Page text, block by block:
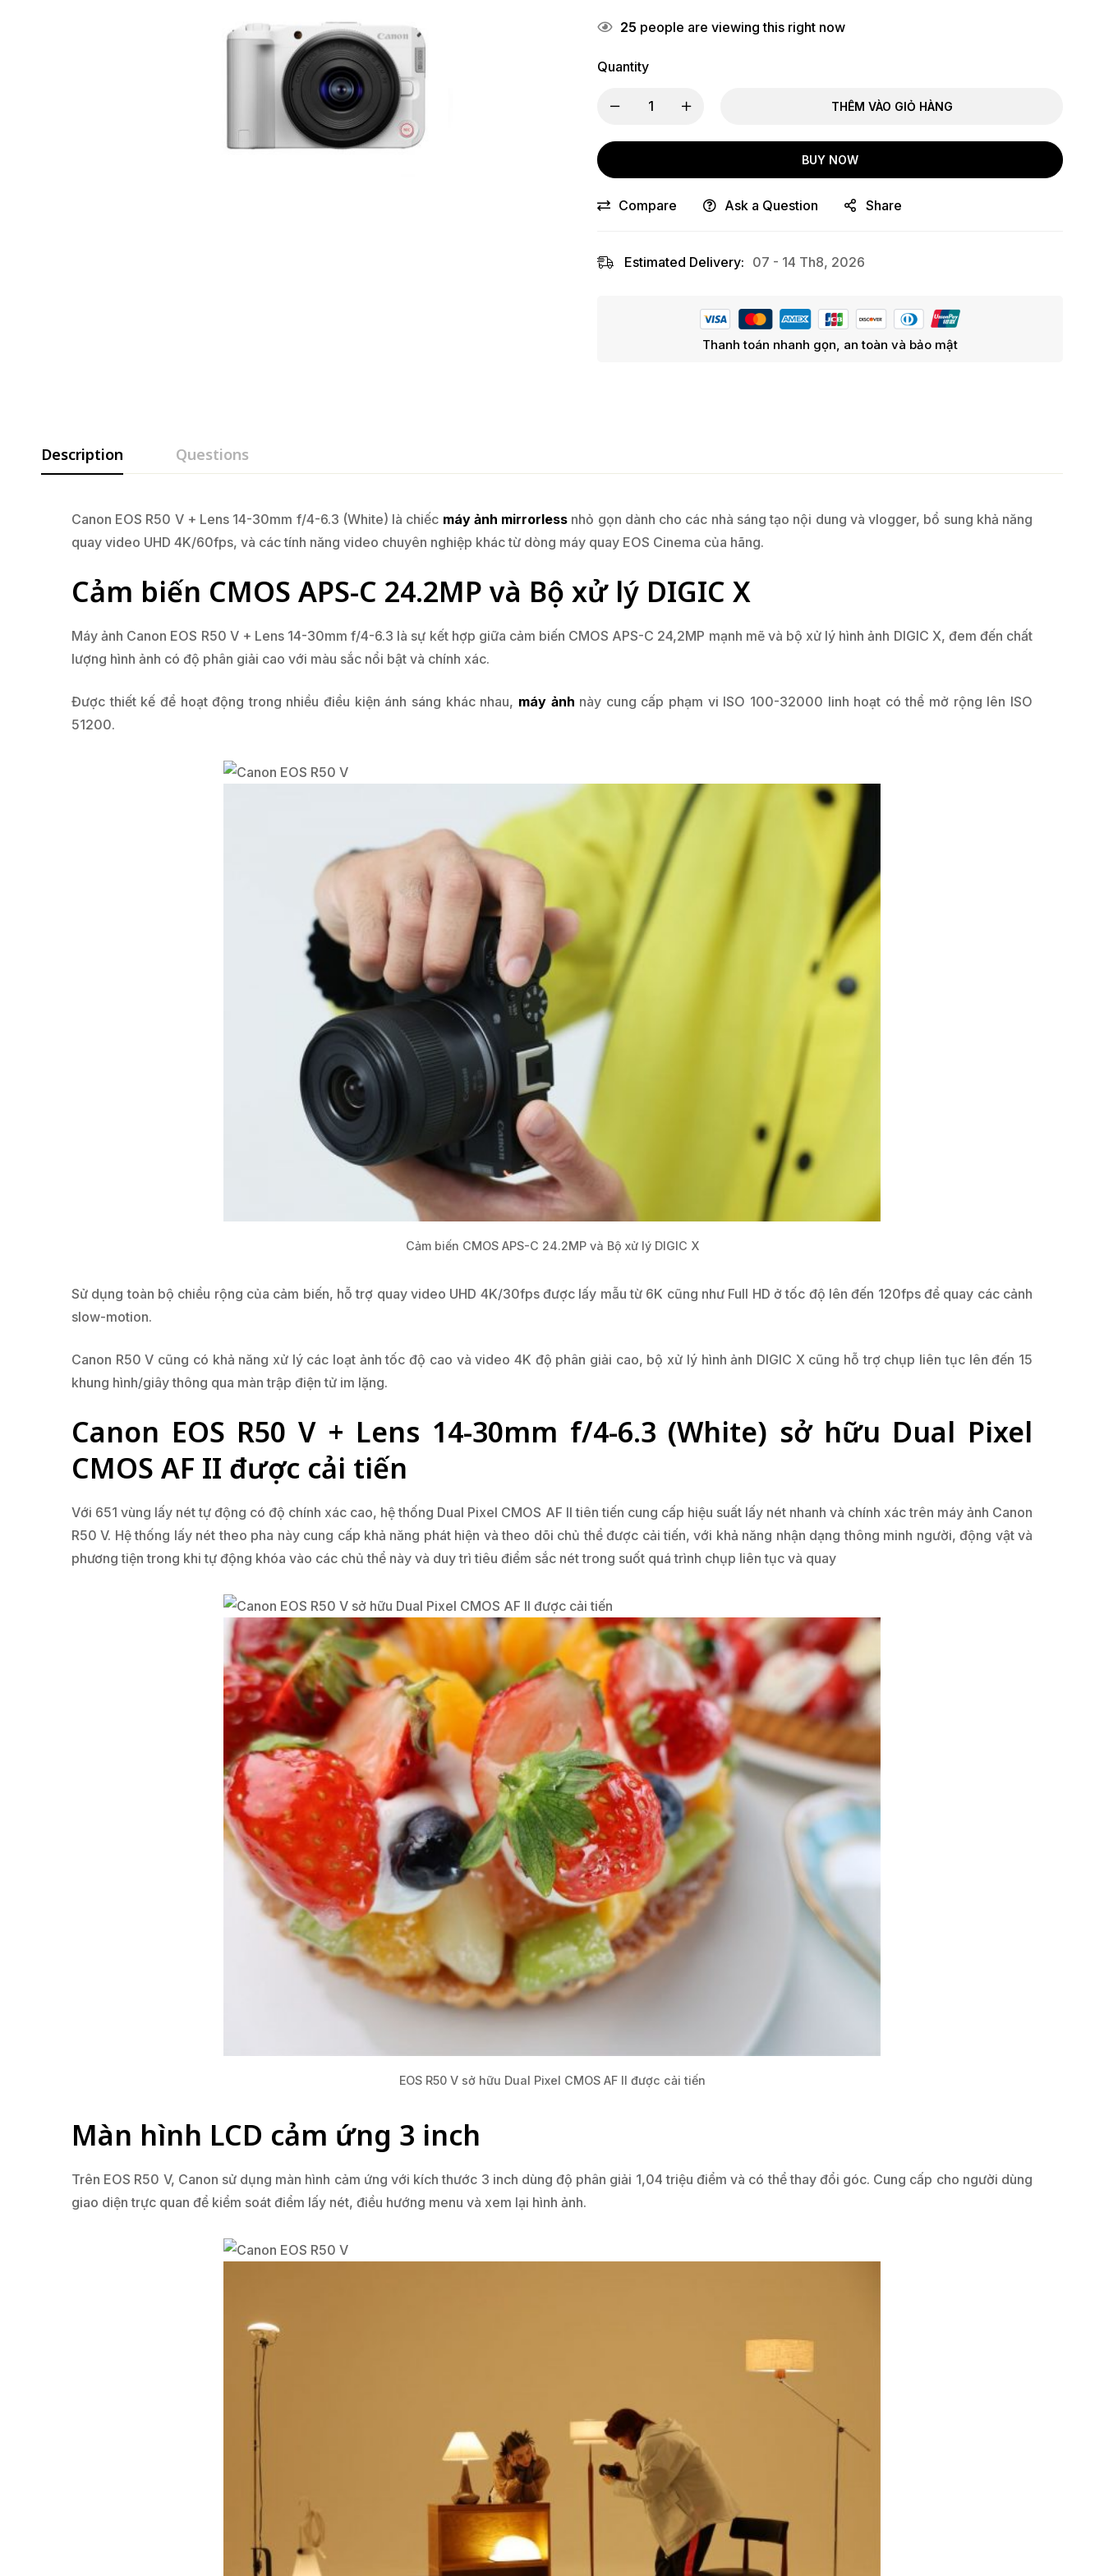
25 people are viewing this right now
Quantity
THÊM VÀO GIỎ HÀNG
BUY NOW
Compare Ask a Question Share
Estimated Delivery: 07 - 14 Th8, 2026
Thanh toán nhanh gọn, an toàn và bảo mật
Description Questions
Canon EOS R50 V + Lens 14-30mm f/4-6.3 (White) là chiếc máy ảnh mirrorless nhỏ gọn dành cho các nhà sáng tạo nội dung và vlogger, bổ sung khả năng
quay video UHD 4K/60fps, và các tính năng video chuyên nghiệp khác từ dòng máy quay EOS Cinema của hãng.
Cảm biến CMOS APS-C 24.2MP và Bộ xử lý DIGIC X
Máy ảnh Canon EOS R50 V + Lens 14-30mm f/4-6.3 là sự kết hợp giữa cảm biến CMOS APS-C 24,2MP mạnh mẽ và bộ xử lý hình ảnh DIGIC X, đem đến chất
lượng hình ảnh có độ phân giải cao với màu sắc nổi bật và chính xác.
Được thiết kế để hoạt động trong nhiều điều kiện ánh sáng khác nhau, máy ảnh này cung cấp phạm vi ISO 100-32000 linh hoạt có thể mở rộng lên ISO
51200.
Cảm biến CMOS APS-C 24.2MP và Bộ xử lý DIGIC X
Sử dụng toàn bộ chiều rộng của cảm biến, hỗ trợ quay video UHD 4K/30fps được lấy mẫu từ 6K cũng như Full HD ở tốc độ lên đến 120fps để quay các cảnh
slow-motion.
Canon R50 V cũng có khả năng xử lý các loạt ảnh tốc độ cao và video 4K độ phân giải cao, bộ xử lý hình ảnh DIGIC X cũng hỗ trợ chụp liên tục lên đến 15
khung hình/giây thông qua màn trập điện tử im lặng.
Canon EOS R50 V + Lens 14-30mm f/4-6.3 (White) sở hữu Dual Pixel
CMOS AF II được cải tiến
Với 651 vùng lấy nét tự động có độ chính xác cao, hệ thống Dual Pixel CMOS AF II tiên tiến cung cấp hiệu suất lấy nét nhanh và chính xác trên máy ảnh Canon
R50 V. Hệ thống lấy nét theo pha này cung cấp khả năng phát hiện và theo dõi chủ thể được cải tiến, với khả năng nhận dạng thông minh người, động vật và
phương tiện trong khi tự động khóa vào các chủ thể này và duy trì tiêu điểm sắc nét trong suốt quá trình chụp liên tục và quay
EOS R50 V sở hữu Dual Pixel CMOS AF II được cải tiến
Màn hình LCD cảm ứng 3 inch
Trên EOS R50 V, Canon sử dụng màn hình cảm ứng với kích thước 3 inch dùng độ phân giải 1,04 triệu điểm và có thể thay đổi góc. Cung cấp cho người dùng
giao diện trực quan để kiểm soát điểm lấy nét, điều hướng menu và xem lại hình ảnh.